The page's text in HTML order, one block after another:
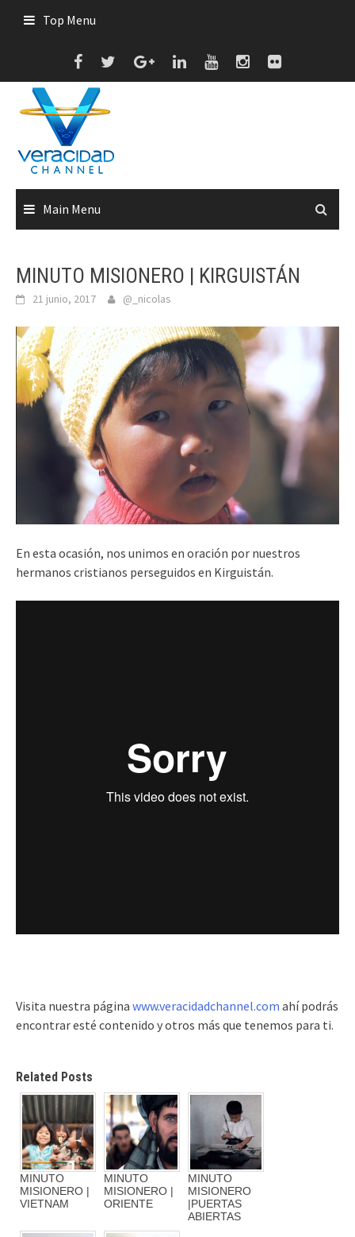
Top Menu
Main Menu
MINUTO MISIONERO | KIRGUISTÁN
21 junio, 2017 @_nicolas
En esta ocasión, nos unimos en oración por nuestros
hermanos cristianos perseguidos en Kirguistán.
Visita nuestra página www.veracidadchannel.com ahí podrás
encontrar esté contenido y otros más que tenemos para ti.
Related Posts
MINUTO
MISIONERO |
VIETNAM
MINUTO
MISIONERO |
ORIENTE
MINUTO
MISIONERO
|PUERTAS
ABIERTAS